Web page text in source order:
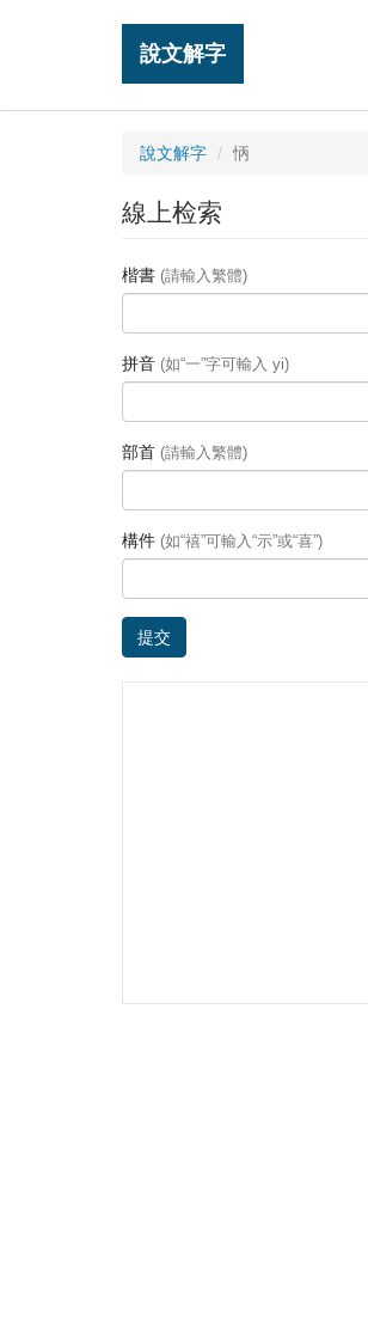
說文解字
說文解字 怲
線上检索
楷書 (請輸入繁體)
拼音 (如“一”字可輸入 yi)
部首 (請輸入繁體)
構件 (如“禧”可輸入“示”或“喜”)
提交